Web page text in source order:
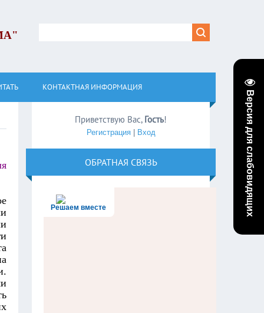
Версия для слабовидящих
КОНТАКТНАЯ ИНФОРМАЦИЯ
Приветствую Вас, Гость!
Регистрация| Вход
ОБРАТНАЯ СВЯЗЬ
Решаем вместе